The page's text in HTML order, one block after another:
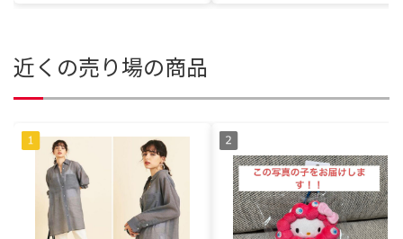
近くの売り場の商品